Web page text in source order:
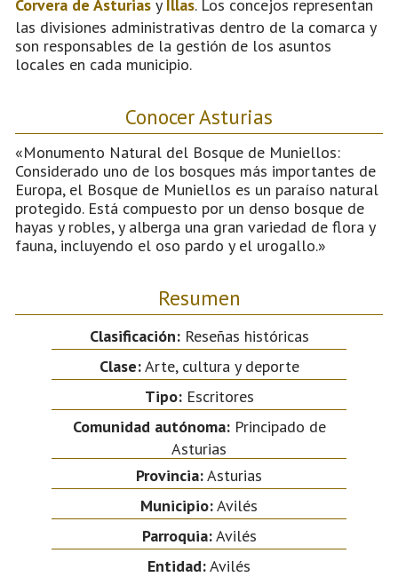
Corvera de Asturias y Illas. Los concejos representan
las divisiones administrativas dentro de la comarca y
son responsables de la gestión de los asuntos
locales en cada municipio.
Conocer Asturias
«Monumento Natural del Bosque de Muniellos:
Considerado uno de los bosques más importantes de
Europa, el Bosque de Muniellos es un paraíso natural
protegido. Está compuesto por un denso bosque de
hayas y robles, y alberga una gran variedad de flora y
fauna, incluyendo el oso pardo y el urogallo.»
Resumen
Clasificación:Reseñas históricas
Clase:Arte, cultura y deporte
Tipo:Escritores
Comunidad autónoma:Principado de
Asturias
Provincia:Asturias
Municipio:Avilés
Parroquia:Avilés
Entidad:Avilés